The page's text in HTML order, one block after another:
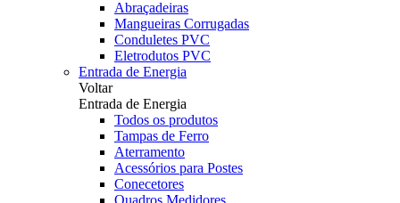
Abraçadeiras
Mangueiras Corrugadas
Conduletes PVC
Eletrodutos PVC
Entrada de Energia
Voltar
Entrada de Energia
Todos os produtos
Tampas de Ferro
Aterramento
Acessórios para Postes
Conecetores
Quadros Medidores